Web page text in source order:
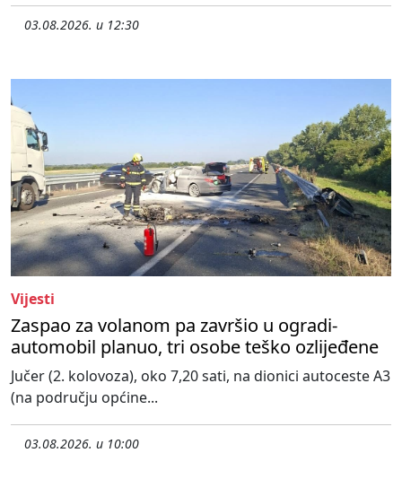
03.08.2026. u 12:30
Vijesti
Zaspao za volanom pa završio u ogradi-
automobil planuo, tri osobe teško ozlijeđene
Jučer (2. kolovoza), oko 7,20 sati, na dionici autoceste A3
(na području općine...
03.08.2026. u 10:00